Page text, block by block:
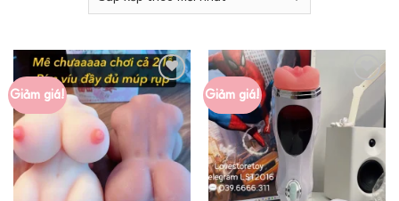
Giảm giá!
Add to
wishlist
Giảm giá!
Add to
wishlist